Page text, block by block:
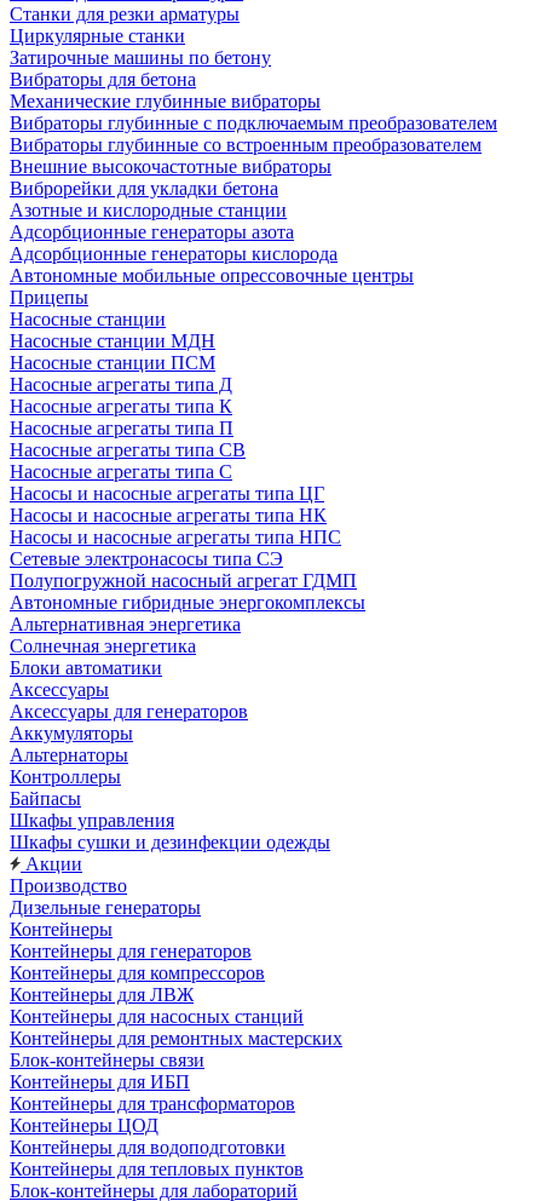
Станки для резки арматуры
Циркулярные станки
Затирочные машины по бетону
Вибраторы для бетона
Механические глубинные вибраторы
Вибраторы глубинные с подключаемым преобразователем
Вибраторы глубинные со встроенным преобразователем
Внешние высокочастотные вибраторы
Виброрейки для укладки бетона
Азотные и кислородные станции
Адсорбционные генераторы азота
Адсорбционные генераторы кислорода
Автономные мобильные опрессовочные центры
Прицепы
Насосные станции
Насосные станции МДН
Насосные станции ПСМ
Насосные агрегаты типа Д
Насосные агрегаты типа К
Насосные агрегаты типа П
Насосные агрегаты типа СВ
Насосные агрегаты типа С
Насосы и насосные агрегаты типа ЦГ
Насосы и насосные агрегаты типа НК
Насосы и насосные агрегаты типа НПС
Сетевые электронасосы типа СЭ
Полупогружной насосный агрегат ГДМП
Автономные гибридные энергокомплексы
Альтернативная энергетика
Солнечная энергетика
Блоки автоматики
Аксессуары
Аксессуары для генераторов
Аккумуляторы
Альтернаторы
Контроллеры
Байпасы
Шкафы управления
Шкафы сушки и дезинфекции одежды
Акции
Производство
Дизельные генераторы
Контейнеры
Контейнеры для генераторов
Контейнеры для компрессоров
Контейнеры для ЛВЖ
Контейнеры для насосных станций
Контейнеры для ремонтных мастерских
Блок-контейнеры связи
Контейнеры для ИБП
Контейнеры для трансформаторов
Контейнеры ЦОД
Контейнеры для водоподготовки
Контейнеры для тепловых пунктов
Блок-контейнеры для лабораторий